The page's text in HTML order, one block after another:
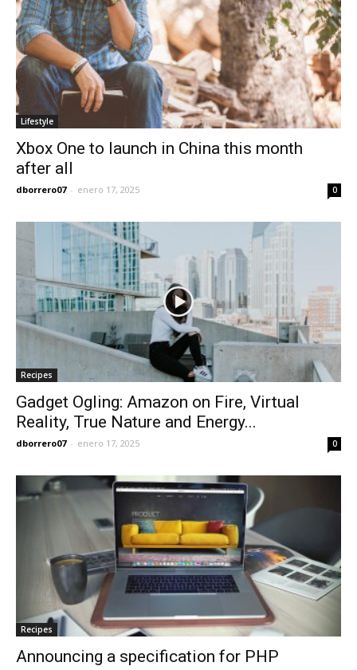
Lifestyle
Xbox One to launch in China this month
after all
dborrero07 - enero 17, 2025 0
Recipes
Gadget Ogling: Amazon on Fire, Virtual
Reality, True Nature and Energy...
dborrero07 - enero 17, 2025 0
Recipes
Announcing a specification for PHP